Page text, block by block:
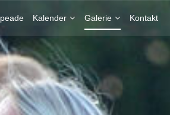
Kalender Galerie Kontakt